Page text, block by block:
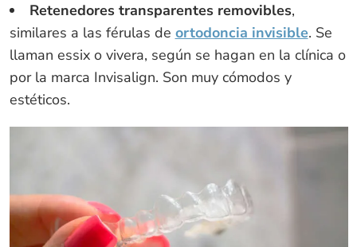
Retenedores transparentes removibles,
similares a las férulas de ortodoncia invisible. Se
llaman essix o vivera, según se hagan en la clínica o
por la marca Invisalign. Son muy cómodos y
estéticos.